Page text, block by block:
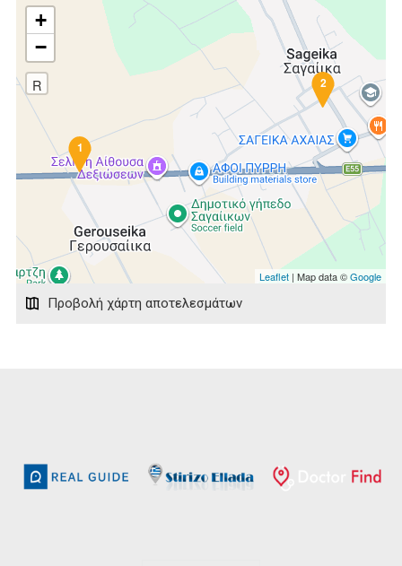
1
2
+
−
R
Leaflet | Map data ©Google
Προβολή χάρτη αποτελεσμάτων